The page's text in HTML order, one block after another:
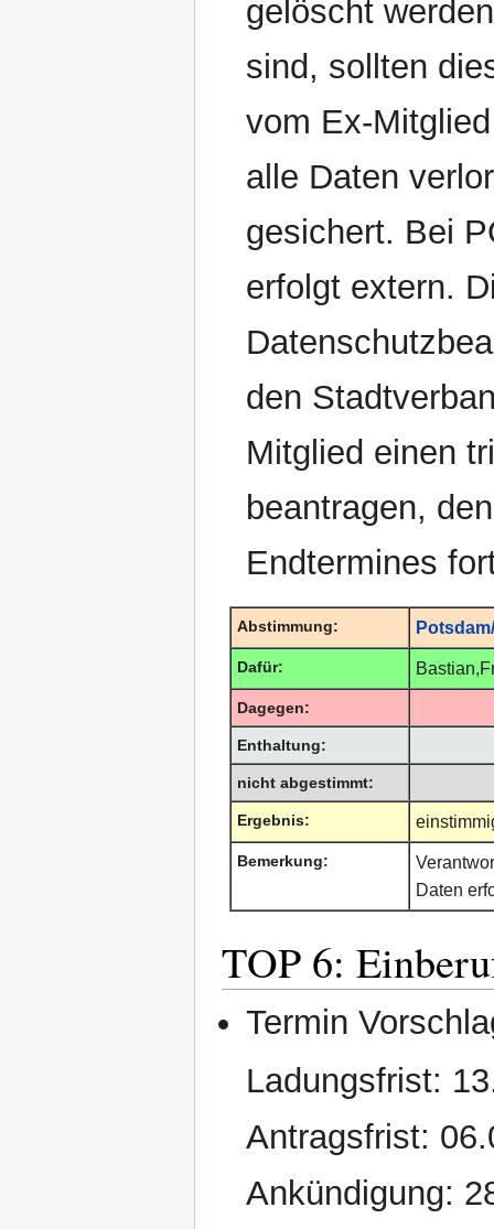
gelöscht
sind, sollten
vom Ex-
alle Daten
gesichert. Bei
erfolgt extern.
den
Mitglied einen
beantragen,
Endtermines
Abstimmung:
Dafür:
Dagegen:
Enthaltung:
nicht abgestimmt:
Ergebnis:
Bemerkung:
Daten
TOP 6:
Termin
Ladungsfrist:
Antragsfrist:
Ankündigung: